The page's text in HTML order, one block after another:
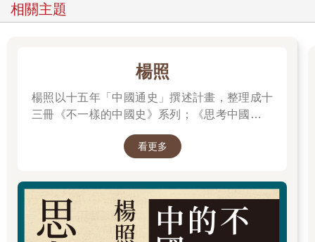
相關主題
楊照
楊照以十五年「中國通史」撰述計畫，整理成十
三冊《不一樣的中國史》系列；《思考中國：不
用一本書的篇幅，快速掌握歷史的動態變化與因
看更多